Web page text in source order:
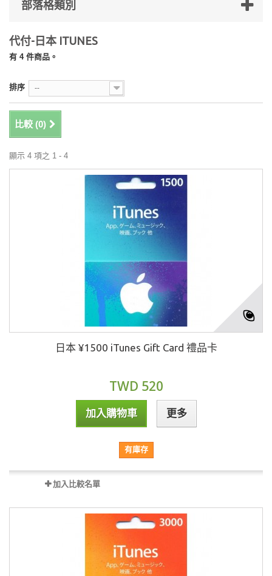
部落格類別
代付-日本 ITUNES
有 4 件商品。
排序 --
比較 (0)
顯示 4 項之 1 - 4
日本 ¥1500 iTunes Gift Card 禮品卡
TWD 520
加入購物車 更多
有庫存
加入比較名單